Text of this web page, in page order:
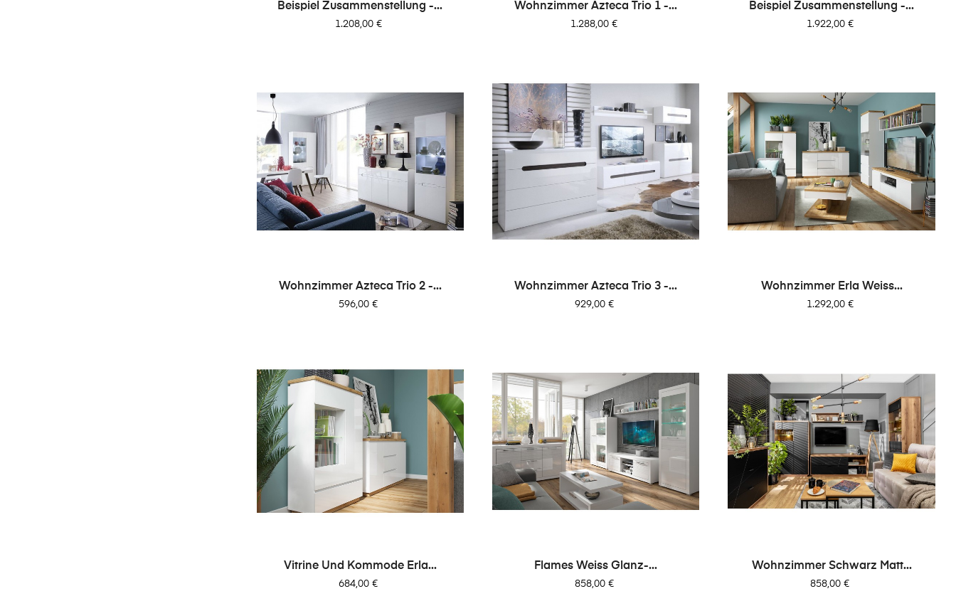
Beispiel Zusammenstellung -...
Preis
1.208,00 €
Wohnzimmer Azteca Trio 1 -...
Preis
1.288,00 €
Beispiel Zusammenstellung -...
Preis
1.922,00 €
Wohnzimmer Azteca Trio 2 -...
Preis
596,00 €
Wohnzimmer Azteca Trio 3 -...
Preis
929,00 €
Wohnzimmer Erla Weiss...
Preis
1.292,00 €
Vitrine Und Kommode Erla...
Preis
684,00 €
Flames Weiss Glanz-...
Preis
858,00 €
Wohnzimmer Schwarz Matt...
Preis
858,00 €